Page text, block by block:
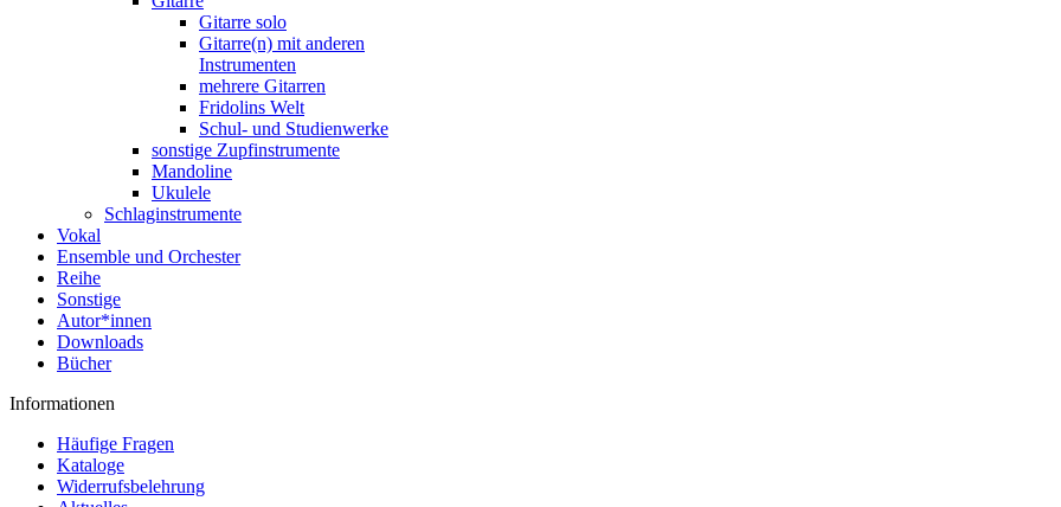
Gitarre solo
Gitarre(n) mit anderen
Instrumenten
mehrere Gitarren
Fridolins Welt
Schul- und Studienwerke
sonstige Zupfinstrumente
Mandoline
Ukulele
Schlaginstrumente
Vokal
Ensemble und Orchester
Reihe
Sonstige
Autor*innen
Downloads
Bücher
Informationen
Häufige Fragen
Kataloge
Widerrufsbelehrung